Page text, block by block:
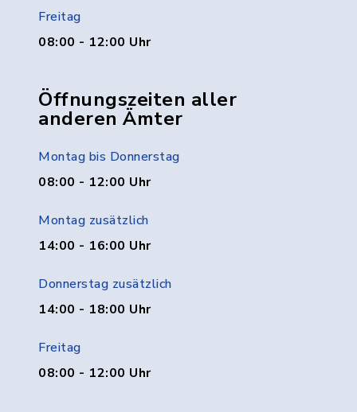
Freitag
08:00 - 12:00 Uhr
Öffnungszeiten aller
anderen Ämter
Montag bis Donnerstag
08:00 - 12:00 Uhr
Montag zusätzlich
14:00 - 16:00 Uhr
Donnerstag zusätzlich
14:00 - 18:00 Uhr
Freitag
08:00 - 12:00 Uhr